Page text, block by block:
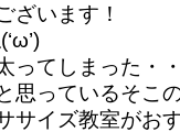
ざいます！
ってしまった・
思っているそこ
サイズ教室がお